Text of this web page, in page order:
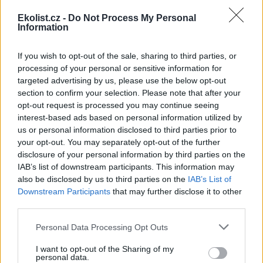
Ekolist.cz - Do Not Process My Personal
Information
If you wish to opt-out of the sale, sharing to third parties, or
processing of your personal or sensitive information for
targeted advertising by us, please use the below opt-out
section to confirm your selection. Please note that after your
opt-out request is processed you may continue seeing
interest-based ads based on personal information utilized by
us or personal information disclosed to third parties prior to
your opt-out. You may separately opt-out of the further
disclosure of your personal information by third parties on the
IAB’s list of downstream participants. This information may
also be disclosed by us to third parties on the IAB’s List of
Downstream Participants that may further disclose it to other
Personal Data Processing Opt Outs
I want to opt-out of the Sharing of my
personal data.
prostředí pracovat, ve mně mají naprosto pevný bod.
Jenom bych asi nezvládla pracovat najednou ve třech
výborech.
EkoList: Na kandidátku Koalice vás nominovalo
Brandýské fórum (BF). Většina lidí z BF nakonec
kandidovala za Stranu zelených
(SZ). Ta získala nakonec
2,36 procenta a do Sněmovny se nedostala. Jak hodnotíte
výsledek zelených?
Já osobně to považuju za výborný výsledek. Na to, že SZ se
pouhé tři měsíce před volbami od základu proměnila,
nabrala na razanci a přibrala lidi z okruhu BF... Vždyť je to
zázrak, stát se za tři měsíce druhou nejsilnější stranou
mimo parlament. Mimo to peníze, které získá, věnuje na
podporu demokracie a ekologie, což je skvělý signál. A za
druhé - je tu připravena pro příští volby. V zahraničí jdou
zelení nahoru a ČR vždycky tak trochu opožděně sleduje
trendy. Sleduji, že zejména mladí lidé se stávají jejími
parlamentní strany. Pokud budou pokračovat v
bude favoritem příštích voleb.